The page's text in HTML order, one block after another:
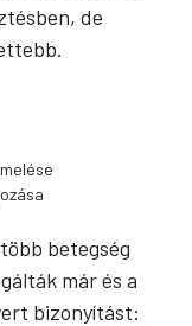
de
betegség
már és a
bizonyítást: